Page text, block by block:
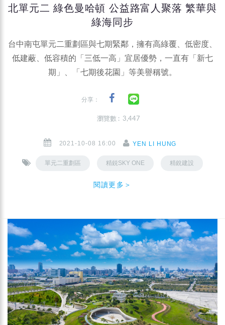
北單元二 綠色曼哈頓 公益路富人聚落 繁華與
綠海同步
台中南屯單元二重劃區與七期緊鄰，擁有高綠覆、低密度、
低建蔽、低容積的「三低一高」宜居優勢，一直有「新七
期」、「七期後花園」等美譽稱號。
分享：
瀏覽數 : 3,447
2021-10-08 16:00 YEN LI HUNG
單元二重劃區 精鋭SKY ONE 精銳建設
閱讀更多＞